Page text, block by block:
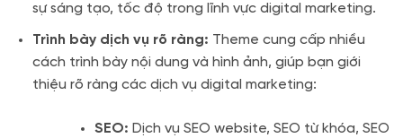
sự sáng tạo, tốc độ trong lĩnh vực digital marketing.
Trình bày dịch vụ rõ ràng: Theme cung cấp nhiều
cách trình bày nội dung và hình ảnh, giúp bạn giới
thiệu rõ ràng các dịch vụ digital marketing:
SEO: Dịch vụ SEO website, SEO từ khóa, SEO